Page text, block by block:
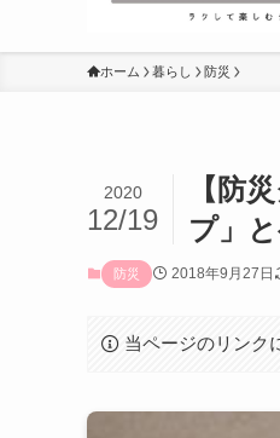
ホーム 暮らし 防災
【防
プ」
2020
12/19
防災 2018年9月27日
当ページのリンク